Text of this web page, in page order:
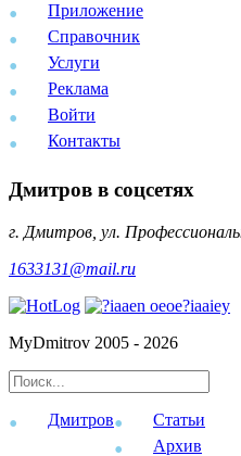
Приложение
Справочник
Услуги
Реклама
Войти
Контакты
Дмитров в соцсетях
г. Дмитров, ул.
1633131@mail.ru
MyDmitrov 2005 - 2026
Дмитров
Статьи
Архив